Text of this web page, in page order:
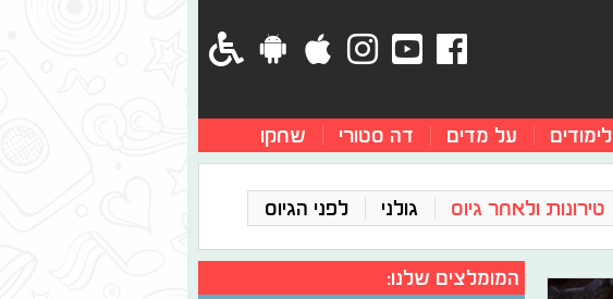
לימודים על מדים דה סטורי שחקו
טירונות ולאחר גיוס גולני לפני הגיוס
המומלצים שלנו: